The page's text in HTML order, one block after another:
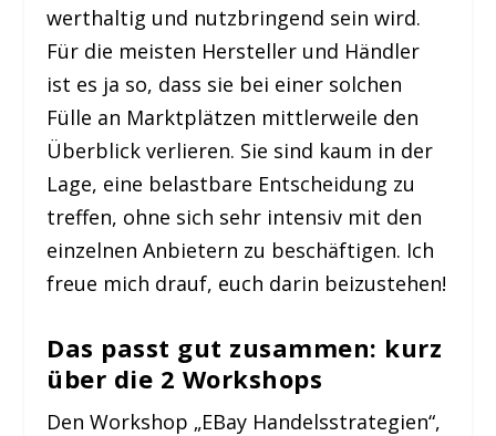
werthaltig und nutzbringend sein wird.
Für die meisten Hersteller und Händler
ist es ja so, dass sie bei einer solchen
Fülle an Marktplätzen mittlerweile den
Überblick verlieren. Sie sind kaum in der
Lage, eine belastbare Entscheidung zu
treffen, ohne sich sehr intensiv mit den
einzelnen Anbietern zu beschäftigen. Ich
freue mich drauf, euch darin beizustehen!
Das passt gut zusammen: kurz
über die 2 Workshops
Den Workshop „EBay Handelsstrategien“,